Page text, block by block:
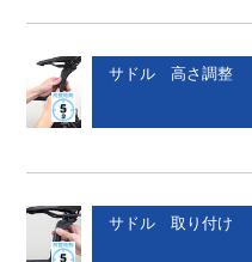
サドル 高さ調整
サドル 取り付け